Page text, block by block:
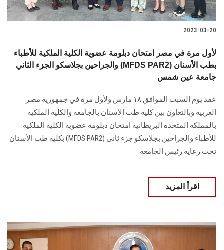
2023-03-20
لأول مرة في مصر امتحان دبلومة عضوية الكلية الملكية للأطباء
والجراحين بجلاسكو الجزء الثاني (MFDS PAR2) بطب الأسنان
جامعة عين شمس
عقد يوم السبت الموافق ١٨ مارس ولأول مرة في جمهورية مصر
العربية وبالتعاون بين كلية طب الأسنان بالجامعة والكلية الملكية
بالمملكة المتحدة البريطانية امتحان دبلومة عضوية الكلية الملكية
للأطباء والجراحين بجلاسكو جزء ثانى (MFDS PAR2) بكلية طب الأسنان
تحت رعاية رئيس الجامعة.
اقرأ المزيد